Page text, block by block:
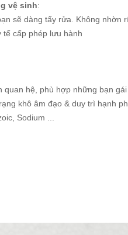
vệ sinh:
sẽ dàng tẩy rửa. Không nhờn
tế cấp phép lưu hành
hệ, phù hợp những bạn
khô âm đạo & duy trì hạnh
Sodium ...